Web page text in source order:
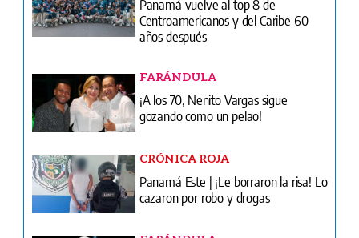
¡A los 70, Nenito Vargas sigue
gozando como un pelao!
CRÓNICA ROJA
Panamá Este | ¡Le borraron la risa! Lo
cazaron por robo y drogas
FARÁNDULA
Yedgar explota por la pirámide: “Soy
más que lotería”